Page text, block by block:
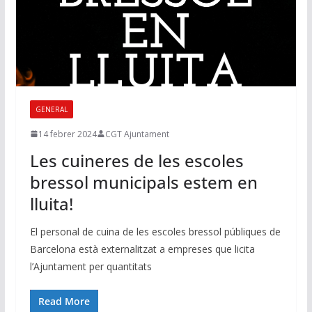
GENERAL
14 febrer 2024 CGT Ajuntament
Les cuineres de les escoles
bressol municipals estem en
lluita!
El personal de cuina de les escoles bressol públiques de
Barcelona està externalitzat a empreses que licita
l’Ajuntament per quantitats
Read More